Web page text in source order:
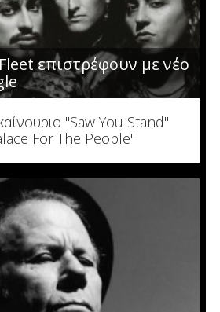
επιστρέφουν με νέο
"Saw You Stand"
For The People"